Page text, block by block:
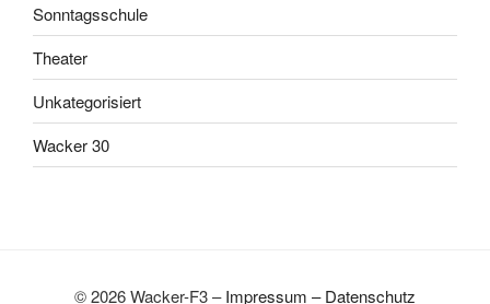
Sonntagsschule
Theater
Unkategorisiert
Wacker 30
© 2026 Wacker-F3 –Impressum –Datenschutz